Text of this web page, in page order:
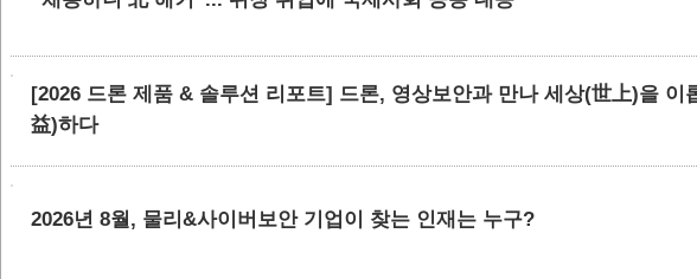
[2026 드론 제품 & 솔루션 리포트] 드론, 영상보안과 만나 세상(世上)을 이
益)하다
2026년 8월, 물리&사이버보안 기업이 찾는 인재는 누구?